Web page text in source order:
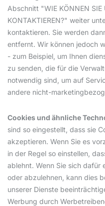
Abschnitt "WIE KÖNNEN SIE
KONTAKTIEREN?" weiter
kontaktieren. Sie werden
entfernt. Wir können jedoch
- zum Beispiel, um Ihnen
zu senden, die für die
notwendig sind, um auf
andere nicht-
Cookies und ähnliche
sind so eingestellt, dass sie
akzeptieren. Wenn Sie es
in der Regel so einstellen,
ablehnt. Wenn Sie sich dafür
oder abzulehnen, kann dies
unserer Dienste
Werbung durch